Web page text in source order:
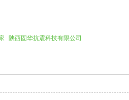
陕西固华抗震科技有限公司